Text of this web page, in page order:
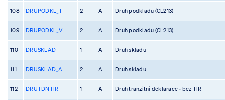
108 DRUPODKL_T 2 A Druh podkladu (CL213)
109 DRUPODKL_V 2 A Druh podkladu (CL213)
110 DRUSKLAD 1 A Druh skladu
111 DRUSKLAD_A 2 A Druh skladu
112 DRUTDNTIR 1 A Druh tranzitní deklarace - bez TIR